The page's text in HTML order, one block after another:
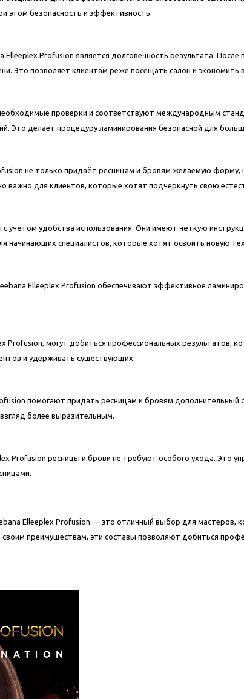
этом безопасность и эффективность.
Elleeplex Profusion является долговечность результата.
Это позволяет клиентам реже посещать салон и экономить
проверки и соответствуют международным
Это делает процедуру ламинирования безопасной для
не только придаёт ресницам и бровям желаемую форму,
важно для клиентов, которые хотят подчеркнуть свою
учётом удобства использования. Они имеют чёткую
начинающих специалистов, которые хотят освоить новую
Elleeplex Profusion обеспечивают эффективное
Profusion, могут добиться профессиональных
и удерживать существующих.
помогают придать ресницам и бровям дополнительный
более выразительным.
Profusion ресницы и брови не требуют особого ухода. Это
Elleeplex Profusion — это отличный выбор для мастеров,
преимуществам, эти составы позволяют добиться